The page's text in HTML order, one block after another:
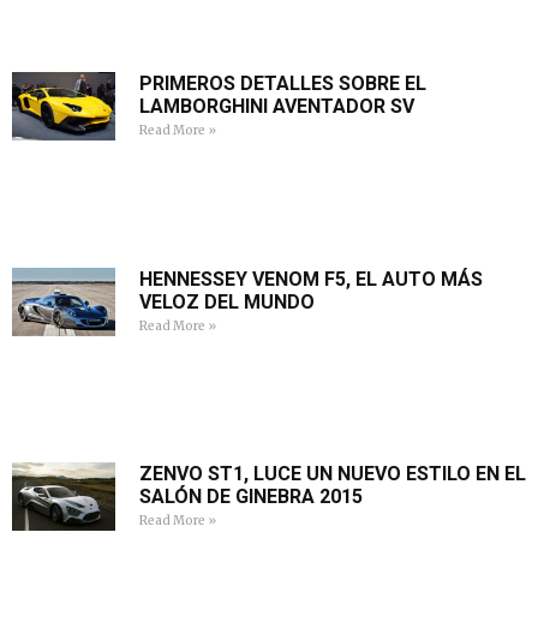
PRIMEROS DETALLES SOBRE EL
LAMBORGHINI AVENTADOR SV
Read More »
HENNESSEY VENOM F5, EL AUTO MÁS
VELOZ DEL MUNDO
Read More »
ZENVO ST1, LUCE UN NUEVO ESTILO EN EL
SALÓN DE GINEBRA 2015
Read More »